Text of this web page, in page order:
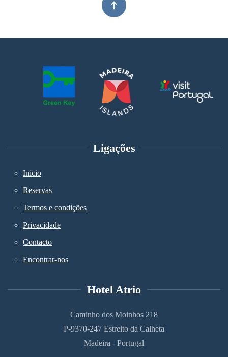
Ligações
Início
Reservas
Termos e condições
Privacidade
Contacto
Encontrar-nos
Hotel Atrio
Caminho dos Moinhos 218
P-9370-247 Estreito da Calheta
Madeira - Portugal